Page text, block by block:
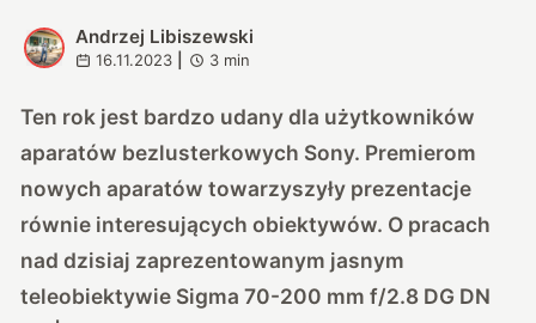
A
Andrzej Libiszewski
16.11.2023 3 min
Ten rok jest bardzo udany dla użytkowników
aparatów bezlusterkowych Sony. Premierom
nowych aparatów towarzyszyły prezentacje
równie interesujących obiektywów. O pracach
nad dzisiaj zaprezentowanym jasnym
teleobiektywie Sigma 70-200 mm f/2.8 DG DN